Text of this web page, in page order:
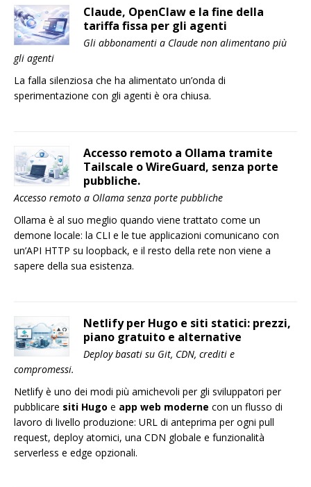
Claude, OpenClaw e la fine della
tariffa fissa per gli agenti
Gli abbonamenti a Claude non alimentano più
gli agenti
La falla silenziosa che ha alimentato un’onda di
sperimentazione con gli agenti è ora chiusa.
Accesso remoto a Ollama tramite
Tailscale o WireGuard, senza porte
pubbliche.
Accesso remoto a Ollama senza porte pubbliche
Ollama è al suo meglio quando viene trattato come un
demone locale: la CLI e le tue applicazioni comunicano con
un’API HTTP su loopback, e il resto della rete non viene a
sapere della sua esistenza.
Netlify per Hugo e siti statici: prezzi,
piano gratuito e alternative
Deploy basati su Git, CDN, crediti e
compromessi.
Netlify è uno dei modi più amichevoli per gli sviluppatori per
pubblicare siti Hugo e app web moderne con un flusso di
lavoro di livello produzione: URL di anteprima per ogni pull
request, deploy atomici, una CDN globale e funzionalità
serverless e edge opzionali.